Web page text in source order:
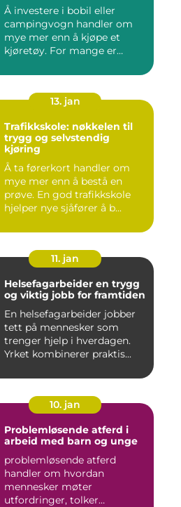
Å investere i bobil eller
campingvogn handler om
mye mer enn å kjøpe et
kjøretøy. For mange er
13. jan
Trafikkskole: nøkkelen til
trygg og selvstendig
kjøring
Å ta førerkort handler om
mye mer enn å bestå en
prøve. En god trafikkskole
hjelper nye sjåfører å b...
11. jan
Helsefagarbeider en trygg
og viktig jobb for framtiden
En helsefagarbeider jobber
tett på mennesker som
trenger hjelp i hverdagen.
Yrket kombinerer praktis...
10. jan
Problemløsende atferd i
arbeid med barn og unge
problemløsende atferd
handler om hvordan
mennesker møter
utfordringer, tolker